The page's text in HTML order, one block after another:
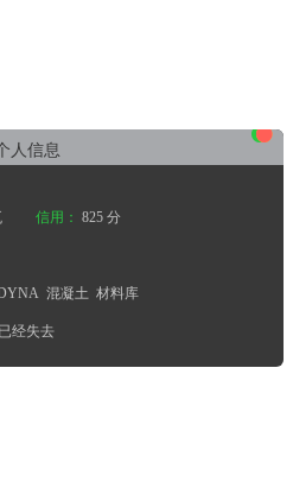
人信息 •
•
•
信用： 825 分
混凝土 材料库
经失去